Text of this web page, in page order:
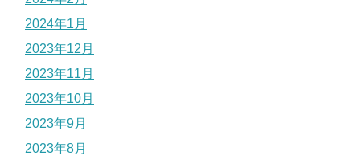
2024年1月
2023年12月
2023年11月
2023年10月
2023年9月
2023年8月